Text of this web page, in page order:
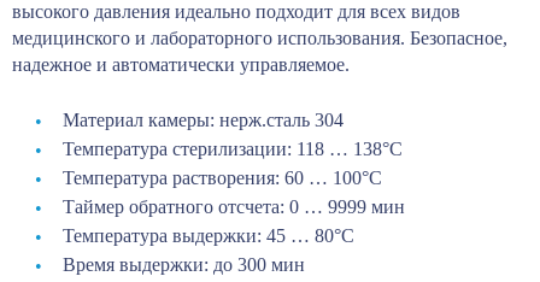
высокого давления идеально подходит для всех видов
медицинского и лабораторного использования. Безопасное,
надежное и автоматически управляемое.
Материал камеры: нерж.сталь 304
Температура стерилизации: 118 … 138°С
Температура растворения: 60 … 100°С
Таймер обратного отсчета: 0 … 9999 мин
Температура выдержки: 45 … 80°С
Время выдержки: до 300 мин